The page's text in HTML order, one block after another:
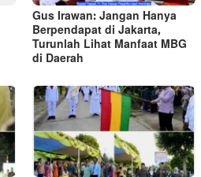
Gus Irawan: Jangan Hanya
Berpendapat di Jakarta,
Turunlah Lihat Manfaat MBG
di Daerah